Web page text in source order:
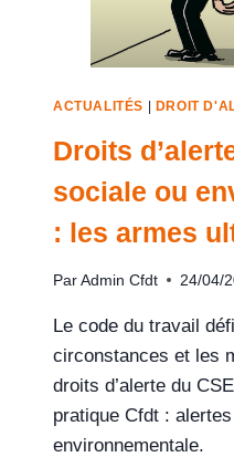
ACTUALITÉS DROIT
Droits
sociale ou
: les armes
Par Admin Cfdt 24/04/
Le code du travail
circonstances et les
droits d’alerte du
pratique Cfdt :
environnementale.